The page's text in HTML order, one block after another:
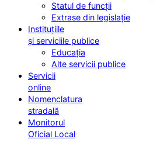
Statul de funcții
Extrase din legislație
Instituțiile
și serviciile publice
Educația
Alte servicii publice
Servicii
online
Nomenclatura
stradală
Monitorul
Oficial Local